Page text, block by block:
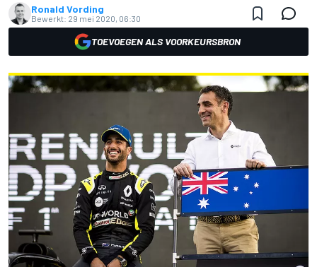
Ronald Vording
Bewerkt: 29 mei 2020, 06:30
TOEVOEGEN ALS VOORKEURSBRON